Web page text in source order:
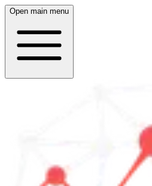
Open main menu